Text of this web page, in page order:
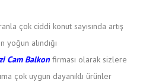
çok ciddi konut sayısında artış
yoğun alındığı
Cam Balkonfirması olarak sizlere
çok uygun dayanıklı ürünler